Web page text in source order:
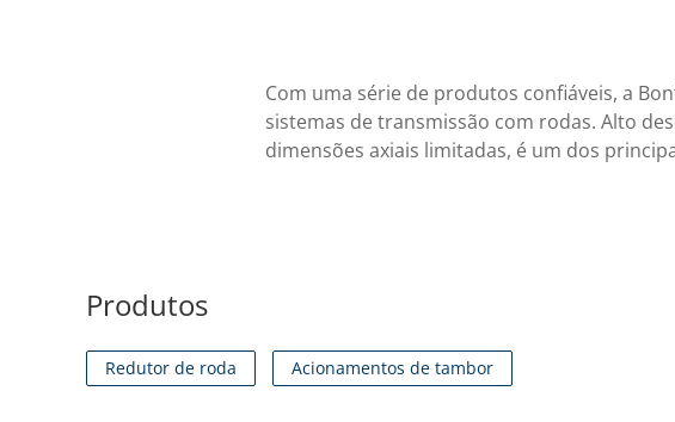
Com uma série de produtos confiáveis, a
sistemas de transmissão com rodas. Alto
dimensões axiais limitadas, é um dos
Produtos
Redutor de roda Acionamentos de tambor